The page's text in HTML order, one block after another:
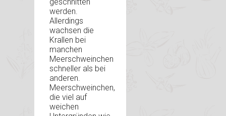
werden.
Allerdings
wachsen die
Krallen bei
manchen
Meerschweinchen
schneller als bei
anderen.
Meerschweinchen,
die viel auf
weichen